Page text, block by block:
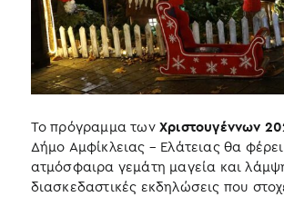
Το πρόγραμμα των Χριστουγέννων
Δήμο Αμφίκλειας – Ελάτειας θα
ατμόσφαιρα γεμάτη μαγεία και
διασκεδαστικές εκδηλώσεις που